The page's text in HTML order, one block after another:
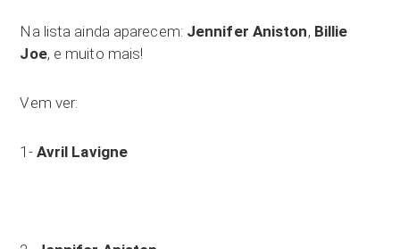
Na lista ainda aparecem: Jennifer Aniston, Billie
Joe, e muito mais!
Vem ver:
1- Avril Lavigne